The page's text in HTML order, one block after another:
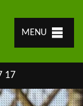
MENU
17